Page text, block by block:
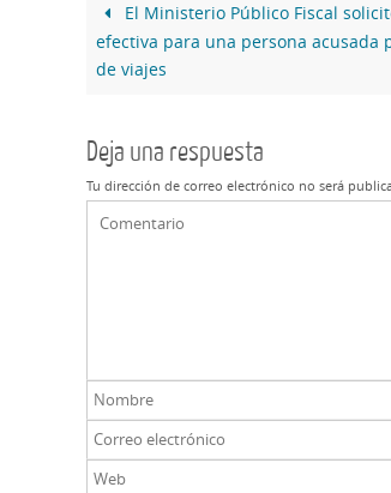
El Ministerio Público Fiscal
efectiva para una persona acusada
de viajes
Deja una respuesta
Tu dirección de correo electrónico no será